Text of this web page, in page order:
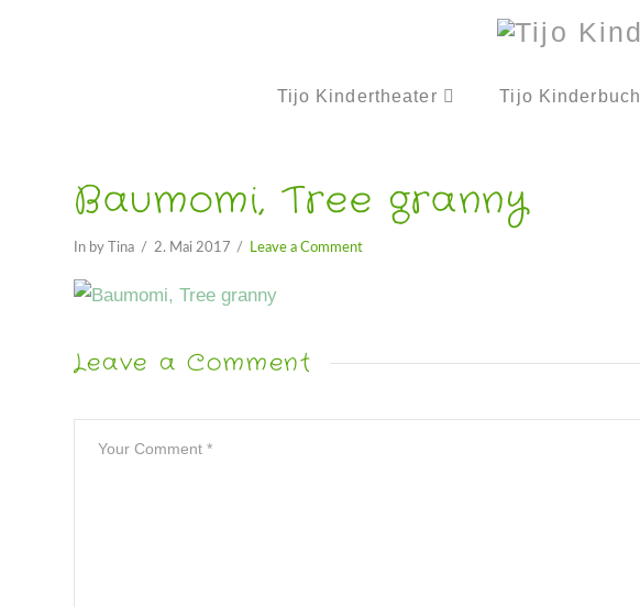
Tijo Kindertheater Tijo Kinderbuch
Baumomi, Tree granny
In by Tina 2. Mai 2017 Leave a Comment
Leave a Comment